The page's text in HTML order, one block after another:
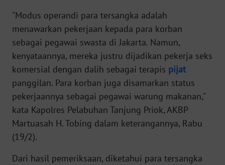
"Modus operandi para tersangka adalah
menawarkan pekerjaan kepada para korban
sebagai pegawai swasta di Jakarta. Namun,
kenyataannya, mereka justru dijadikan pekerja seks
komersial dengan dalih sebagai terapis pijat
panggilan. Para korban juga disamarkan status
pekerjaannya sebagai pegawai warung makanan,"
kata Kapolres Pelabuhan Tanjung Priok, AKBP
Martuasah H. Tobing dalam keterangannya, Rabu
(19/2).
Dari hasil pemeriksaan, diketahui para tersangka
PEDOMAN
MEDIA
SIBER
REDAKSI
KARIR
DISCLAIMER
News